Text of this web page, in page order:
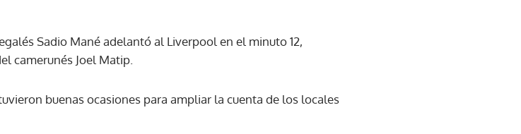
ACEPTAR
Sadio Mané adelantó al Liverpool en el minuto 12,
camerunés Joel Matip.
buenas ocasiones para ampliar la cuenta de los locales